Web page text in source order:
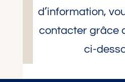
d’information,
contacter grâce
ci-